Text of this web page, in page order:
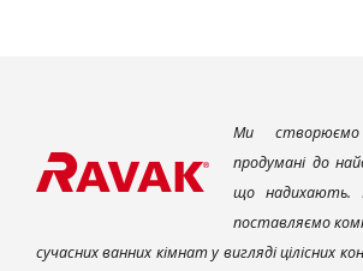
Ми створюємо
продумані до
що надихають.
поставляємо
сучасних ванних кімнат у вигляді цілісних